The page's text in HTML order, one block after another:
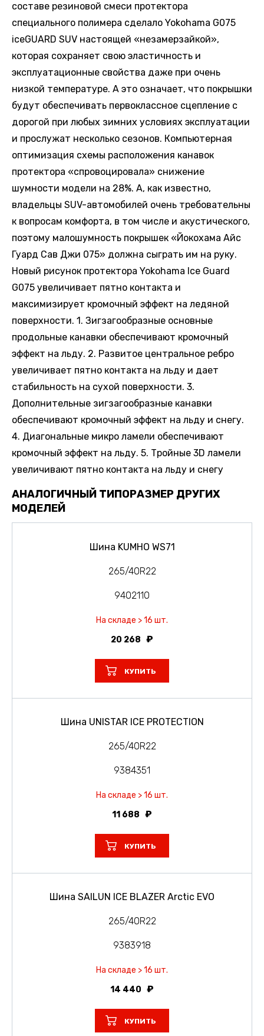
составе резиновой смеси протектора
специального полимера сделало Yokohama G075
iceGUARD SUV настоящей «незамерзайкой»,
которая сохраняет свою эластичность и
эксплуатационные свойства даже при очень
низкой температуре. А это означает, что покрышки
будут обеспечивать первоклассное сцепление с
дорогой при любых зимних условиях эксплуатации
и прослужат несколько сезонов. Компьютерная
оптимизация схемы расположения канавок
протектора «спровоцировала» снижение
шумности модели на 28%. А, как известно,
владельцы SUV-автомобилей очень требовательны
к вопросам комфорта, в том числе и акустического,
поэтому малошумность покрышек «Йокохама Айс
Гуард Сав Джи 075» должна сыграть им на руку.
Новый рисунок протектора Yokohama Ice Guard
G075 увеличивает пятно контакта и
максимизирует кромочный эффект на ледяной
поверхности. 1. Зигзагообразные основные
продольные канавки обеспечивают кромочный
эффект на льду. 2. Развитое центральное ребро
увеличивает пятно контакта на льду и дает
стабильность на сухой поверхности. 3.
Дополнительные зигзагообразные канавки
обеспечивают кромочный эффект на льду и снегу.
4. Диагональные микро ламели обеспечивают
кромочный эффект на льду. 5. Тройные 3D ламели
увеличивают пятно контакта на льду и снегу
АНАЛОГИЧНЫЙ ТИПОРАЗМЕР ДРУГИХ
МОДЕЛЕЙ
Шина KUMHO WS71
265/40R22
9402110
На складе > 16 шт.
20 268
КУПИТЬ
Шина UNISTAR ICE PROTECTION
265/40R22
9384351
На складе > 16 шт.
11 688
КУПИТЬ
Шина SAILUN ICE BLAZER Arctic EVO
265/40R22
9383918
На складе > 16 шт.
14 440
КУПИТЬ